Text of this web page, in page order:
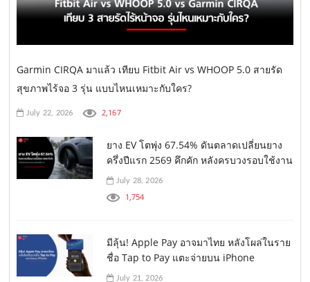
Garmin CIRQA มาแล้ว เทียบ Fitbit Air vs WHOOP 5.0 สายรัด
สุขภาพไร้จอ 3 รุ่น แบบไหนเหมาะกับใคร?
July 22, 2026 2,167
ยาง EV โตพุ่ง 67.54% ดันตลาดเปลี่ยนยาง
ครึ่งปีแรก 2569 คึกคัก หลังครบวงรอบใช้งาน
July 28, 2026
1,754
มีลุ้น! Apple Pay อาจมาไทย หลังโผล่ในราย
ชื่อ Tap to Pay แตะจ่ายบน iPhone
July 21, 2026